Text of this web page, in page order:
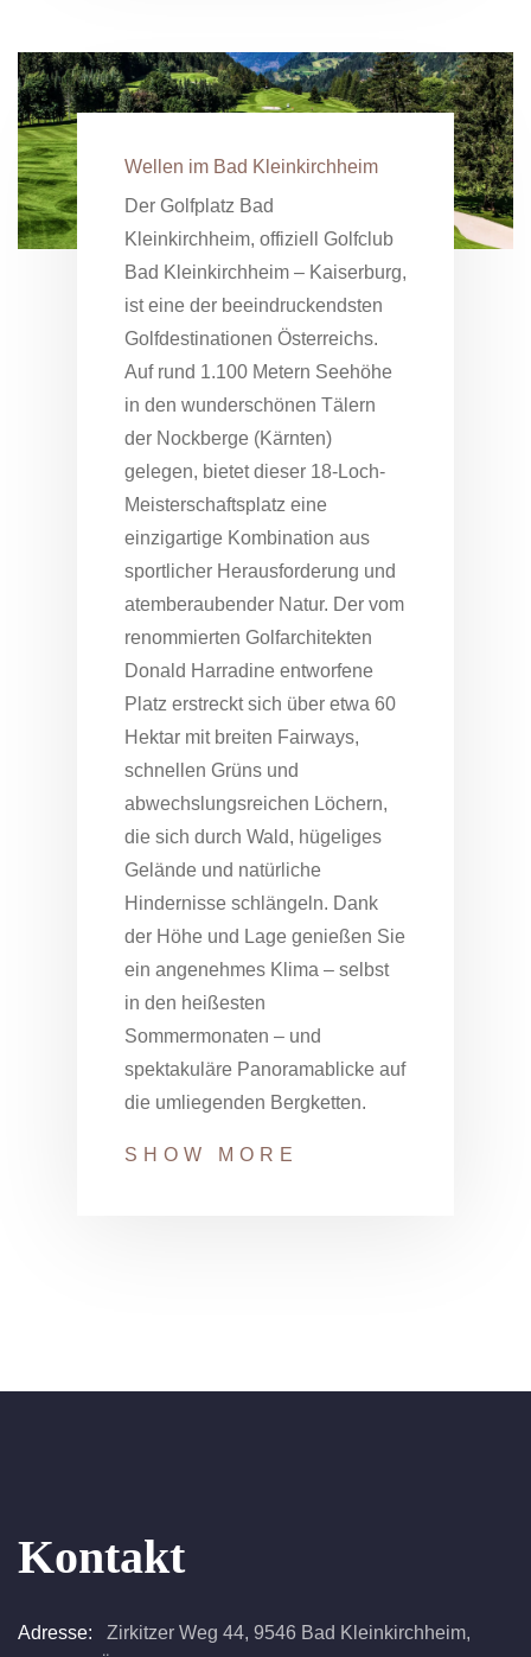
Wellen im Bad Kleinkirchheim
Der Golfplatz Bad
Kleinkirchheim, offiziell Golfclub
Bad Kleinkirchheim – Kaiserburg,
ist eine der beeindruckendsten
Golfdestinationen Österreichs.
Auf rund 1.100 Metern Seehöhe
in den wunderschönen Tälern
der Nockberge (Kärnten)
gelegen, bietet dieser 18-Loch-
Meisterschaftsplatz eine
einzigartige Kombination aus
sportlicher Herausforderung und
atemberaubender Natur. Der vom
renommierten Golfarchitekten
Donald Harradine entworfene
Platz erstreckt sich über etwa 60
Hektar mit breiten Fairways,
schnellen Grüns und
abwechslungsreichen Löchern,
die sich durch Wald, hügeliges
Gelände und natürliche
Hindernisse schlängeln. Dank
der Höhe und Lage genießen Sie
ein angenehmes Klima – selbst
in den heißesten
Sommermonaten – und
spektakuläre Panoramablicke auf
die umliegenden Bergketten.
SHOW MORE
Kontakt
Adresse:
Zirkitzer Weg 44, 9546 Bad Kleinkirchheim,